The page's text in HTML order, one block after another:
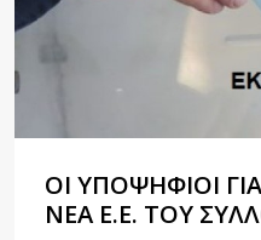
ΟΙ ΥΠΟΨΉΦΙΟΙ
ΝΈΑ Ε.Ε. ΤΟΥ